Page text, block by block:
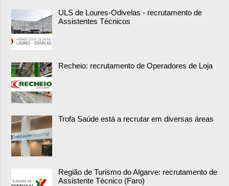
ULS de Loures-Odivelas - recrutamento de
Assistentes Técnicos
Recheio: recrutamento de Operadores de Loja
Trofa Saúde está a recrutar em diversas áreas
Região de Turismo do Algarve: recrutamento de
Assistente Técnico (Faro)